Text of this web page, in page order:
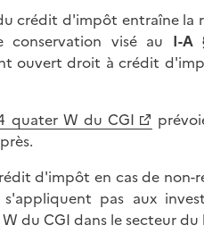
crédit d'impôt entraîne la
visé au I-A
ouvert droit à crédit
quater W du CGI
d'impôt en cas de non-
pas aux
du CGI dans le secteur du